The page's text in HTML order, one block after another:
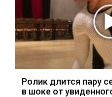
Ролик длится пару
в шоке от